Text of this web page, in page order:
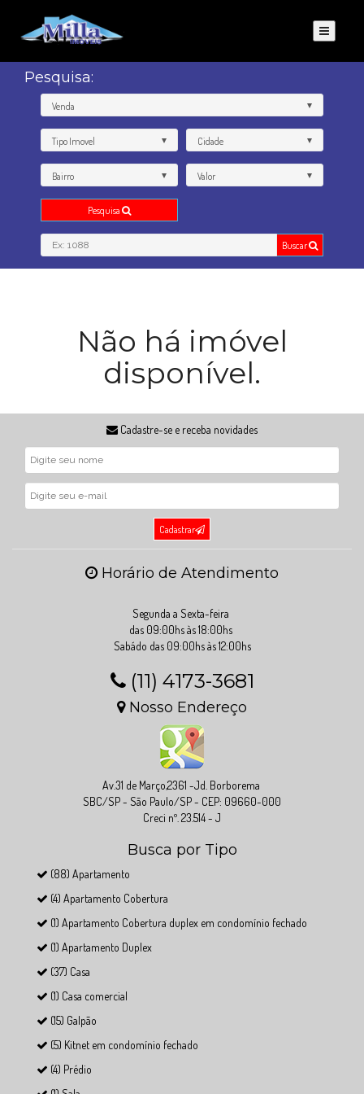
Pesquisa:
Venda
Tipo Imovel Cidade
Bairro Valor
Pesquisa
Buscar
Não há imóvel
disponível.
Cadastre-se e receba novidades
Cadastrar
Horário de Atendimento
Segunda a Sexta-feira
das 09:00hs às 18:00hs
Sabádo das 09:00hs às 12:00hs
(11) 4173-3681
Nosso Endereço
Av.31 de Março,2361 -Jd. Borborema
SBC/SP - São Paulo/SP - CEP: 09660-000
Creci nº. 23.514 - J
Busca por Tipo
(88) Apartamento
(4) Apartamento Cobertura
(1) Apartamento Cobertura duplex em condomínio fechado
(1) Apartamento Duplex
(37) Casa
(1) Casa comercial
(15) Galpão
(5) Kitnet em condomínio fechado
(4) Prédio